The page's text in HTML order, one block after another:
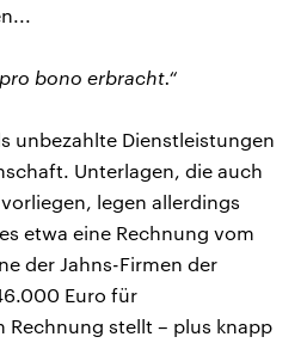
bono erbracht.“
unbezahlte Dienstleistungen
Unterlagen, die auch
legen allerdings
etwa eine Rechnung vom
der Jahns-Firmen der
Euro für
Rechnung stellt – plus knapp